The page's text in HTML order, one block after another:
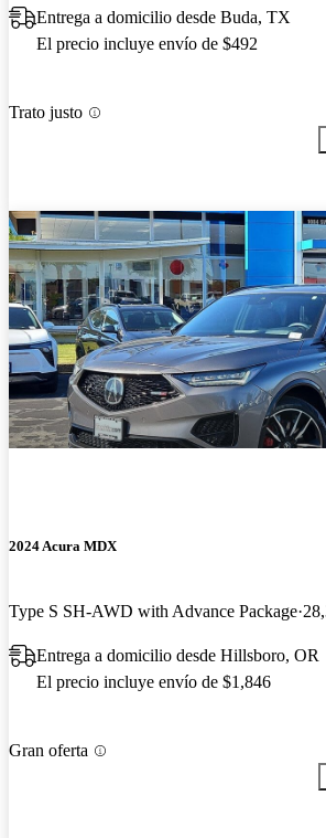
Entrega a domicilio desde Buda, TX
El precio incluye envío de $492
Trato justo
2024 Acura MDX
Type S SH-AWD with Advance Package
Entrega a domicilio desde Hillsboro, OR
El precio incluye envío de $1,846
Gran oferta